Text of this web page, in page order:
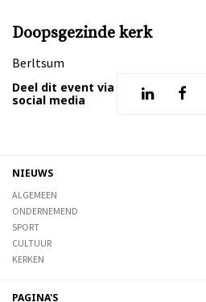
Doopsgezinde kerk
Berltsum
Deel dit event via
social media
NIEUWS
ALGEMEEN
ONDERNEMEND
SPORT
CULTUUR
KERKEN
PAGINA'S